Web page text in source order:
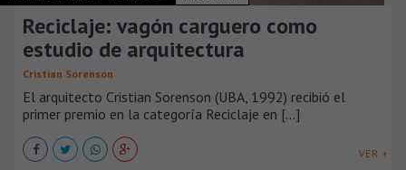
Reciclaje: vagón carguero como
estudio de arquitectura
Cristian Sorenson
El arquitecto Cristian Sorenson (UBA, 1992) recibió el
primer premio en la categoría Reciclaje en [...]
VER +